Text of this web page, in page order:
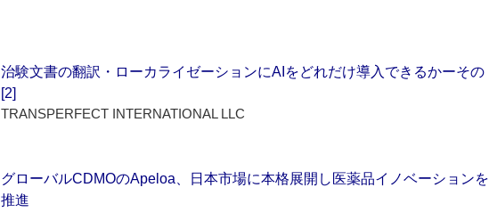
治験文書の翻訳・ローカライゼーションにAIをどれだけ導入できるかーその
[2]
TRANSPERFECT INTERNATIONAL LLC
グローバルCDMOのApeloa、日本市場に本格展開し医薬品イノベーションを
推進